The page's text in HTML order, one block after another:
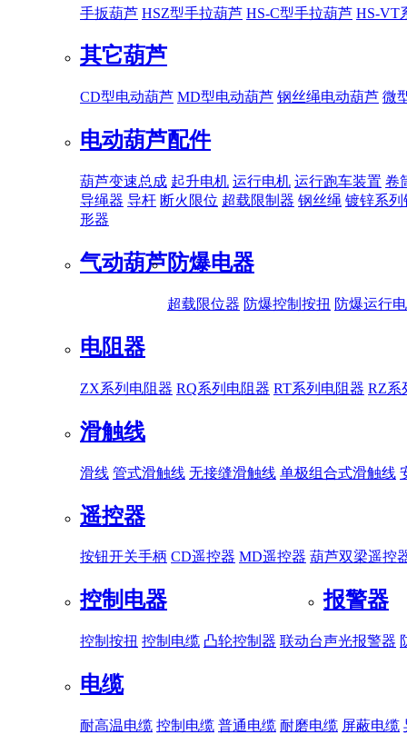
手扳葫芦 HSZ型手拉葫芦 HS-C型手拉葫芦 HS-VT
其它葫芦
CD型电动葫芦 MD型电动葫芦 钢丝绳电动葫芦 微
电动葫芦配件
葫芦变速总成 起升电机 运行电机 运行跑车装置 卷
导绳器 导杆 断火限位 超载限制器 钢丝绳 镀锌系列
形器
气动葫芦防爆电器
超载限位器 防爆控制按扭 防爆运行
电阻器
ZX系列电阻器 RQ系列电阻器 RT系列电阻器 RZ系
滑触线
滑线 管式滑触线 无接缝滑触线 单极组合式滑触线
遥控器
按钮开关手柄 CD遥控器 MD遥控器 葫芦双梁遥控
控制电器
控制按扭 控制电缆 凸轮控制器 联动台
报警器
声光报警器
电缆
耐高温电缆 控制电缆 普通电缆 耐磨电缆 屏蔽电缆